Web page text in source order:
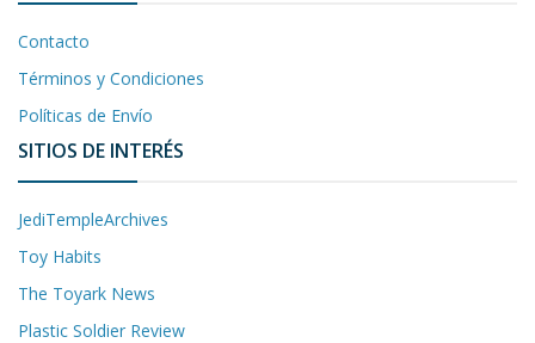
Contacto
Términos y Condiciones
Políticas de Envío
SITIOS DE INTERÉS
JediTempleArchives
Toy Habits
The Toyark News
Plastic Soldier Review